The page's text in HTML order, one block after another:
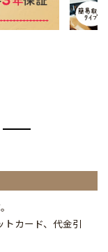
トカード、代金引